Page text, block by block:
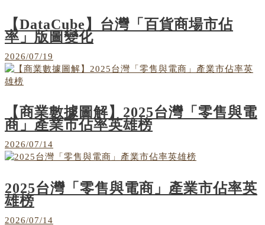
【DataCube】台灣「百貨商場市佔
率」版圖變化
2026/07/19
【商業數據圖解】2025台灣「零售與電
商」產業市佔率英雄榜
2026/07/14
2025台灣「零售與電商」產業市佔率英
雄榜
2026/07/14